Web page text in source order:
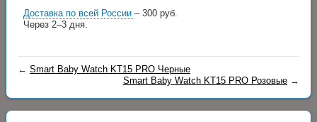
Доставка по всей России – 300 руб.
Через 2–3 дня.
← Smart Baby Watch KT15 PRO Черные
Smart Baby Watch KT15 PRO Розовые →